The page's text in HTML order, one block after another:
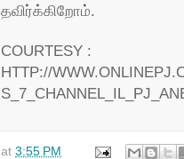
தவிர்க்கிறோம்.
COURTESY :
HTTP://
at 3:55 PM